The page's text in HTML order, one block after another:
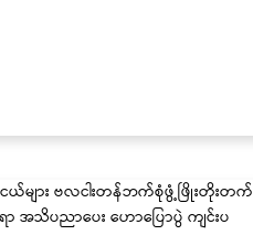
များ ဗလငါးတန်ဘက်စုံဖွံ့ဖြိုးတိုးတက်
ာ အသိပညာပေး ဟောပြောပွဲ ကျင်းပ